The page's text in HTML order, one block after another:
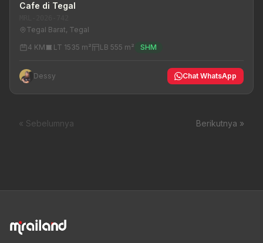
Cafe di Tegal
Tegal Barat, Tegal
4 KM
LT 1535 m² LB 555 m² SHM
Dessy Chat WhatsApp
« Sebelumnya Berikutnya »